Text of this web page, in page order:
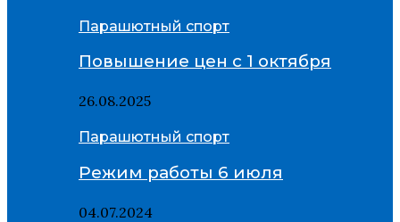
Парашютный спорт
Повышение цен с 1 октября
26.08.2025
Парашютный спорт
Режим работы 6 июля
04.07.2024